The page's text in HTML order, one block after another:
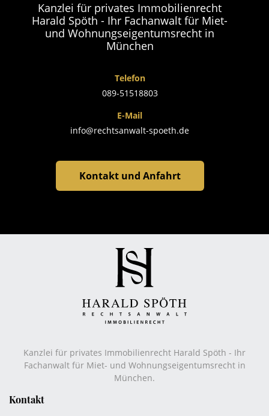
Kanzlei für privates Immobilienrecht
Harald Spöth - Ihr Fachanwalt für Miet-
und Wohnungseigentumsrecht in
München
Telefon
089-51518803
E-Mail
info@rechtsanwalt-spoeth.de
Kontakt und Anfahrt
Kanzlei für privates Immobilienrecht Harald Spöth - Ihr
Fachanwalt für Miet- und Wohnungseigentumsrecht in
München.
Kontakt